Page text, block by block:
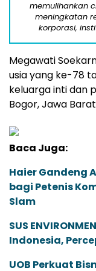
memulihankan
meningkatan
korporasi,
Megawati
usia yang ke-78
keluarga inti dan
Bogor, Jawa
Baca Juga:
Haier Gandeng
bagi Petenis
Slam
SUS
Indonesia,
UOB Perkuat